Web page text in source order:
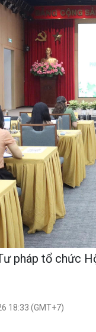
pháp tổ chức
18:33 (GMT+7)